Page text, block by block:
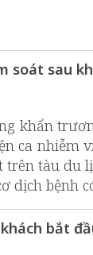
soát sau
khẩn
ca nhiễm
trên tàu du
dịch bệnh
bắt